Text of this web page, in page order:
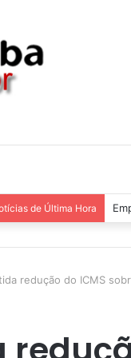
de Última Hora
redução do ICMS